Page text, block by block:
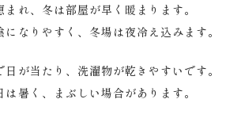
まれ、冬は部屋が早く暖まります。
なりやすく、冬場は夜冷え込みます。
日が当たり、洗濯物が乾きやすいです。
暑く、まぶしい場合があります。